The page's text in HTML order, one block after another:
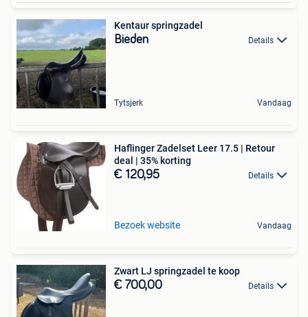
Kentaur springzadel
Bieden Details
Tytsjerk Vandaag
Haflinger Zadelset Leer 17.5 | Retour
deal | 35% korting
€ 120,95 Details
Bezoek website Vandaag
Zwart LJ springzadel te koop
€ 700,00 Details